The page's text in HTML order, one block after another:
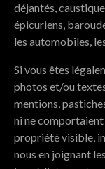
déjantés,
épicuriens,
les automobiles,
Si vous êtes
photos et/ou
mentions,
ni ne
propriété visible,
nous en joignant